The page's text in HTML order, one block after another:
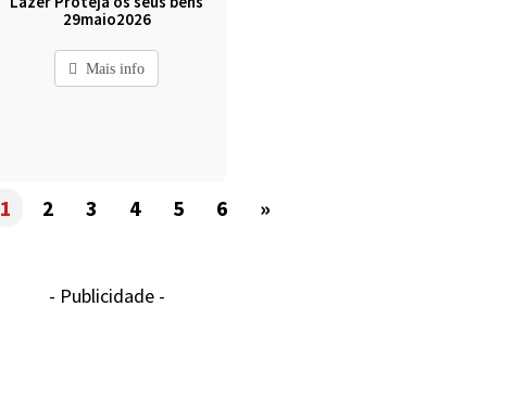
29maio2026
Mais info
1 2 3 4 5 6 »
- Publicidade -